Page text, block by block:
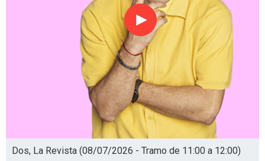
Reproducir
Dos, La Revista (08/07/2026 - Tramo de 11:00 a 12:00)